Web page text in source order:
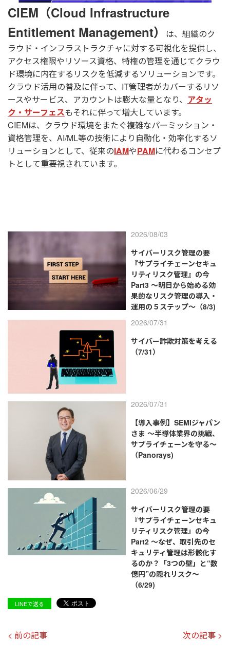
CIEM（Cloud Infrastructure
Entitlement Management）
は、組織のク
ラウド・インフラストラクチャに対する可視化を提供し、
アクセス権限やリソース資格、特権の管理を通じてクラウ
ド環境に内在するリスクを低減するソリューションです。
クラウド活用の普及に伴って、IT管理者がカバーするリソ
ースやサービス、アカウントは膨大な量となり、 アタッ
ク・サーフェスもそれに伴って増大しています。
CIEMは、クラウド環境をまたぐ複雑なパーミッション・
資格管理を、AI/ML等の技術により自動化・効率化するソ
リューションとして、従来のIAMやPAMに代わるコンセプ
トとして重要視されています。
2026/08/03
サイバーリスク管理の要
『サプライチェーンセキュ
リティリスク管理』の今
Part3 ～明日から始める効
果的なリスク管理の導入・
運用の５ステップ～（8/3)
2026/07/31
サイバー詐欺対策を考える
（7/31）
2026/07/31
【導入事例】SEMIジャパン
さま ～半導体業界の挑戦、
サプライチェーンを守る～
（Panorays)
2026/06/29
サイバーリスク管理の要
『サプライチェーンセキュ
リティリスク管理』の今
Part2 ～なぜ、取引先のセ
キュリティ管理は形骸化す
るのか？「3つの壁」と“数
億円”の隠れリスク～
（6/29)
LINEで送る
< 前の記事 次の記事 >